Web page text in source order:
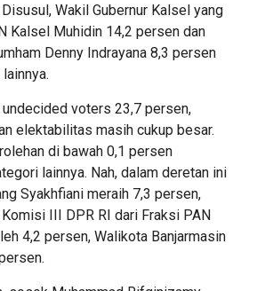
Wakil Gubernur Kalsel yang
Kalsel Muhidin 14,2 persen dan
Denny Indrayana 8,3 persen
voters 23,7 persen,
elektabilitas masih cukup besar.
di bawah 0,1 persen
lainnya. Nah, dalam deretan ini
Syakhfiani meraih 7,3 persen,
III DPR RI dari Fraksi PAN
4,2 persen, Walikota Banjarmasin